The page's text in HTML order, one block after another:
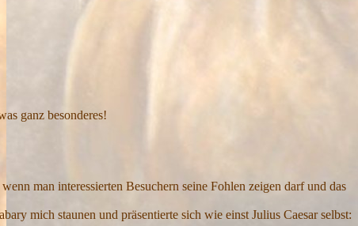
ganz besonderes!
man interessierten Besuchern seine Fohlen zeigen darf und das
mich staunen und präsentierte sich wie einst Julius Caesar selbst: